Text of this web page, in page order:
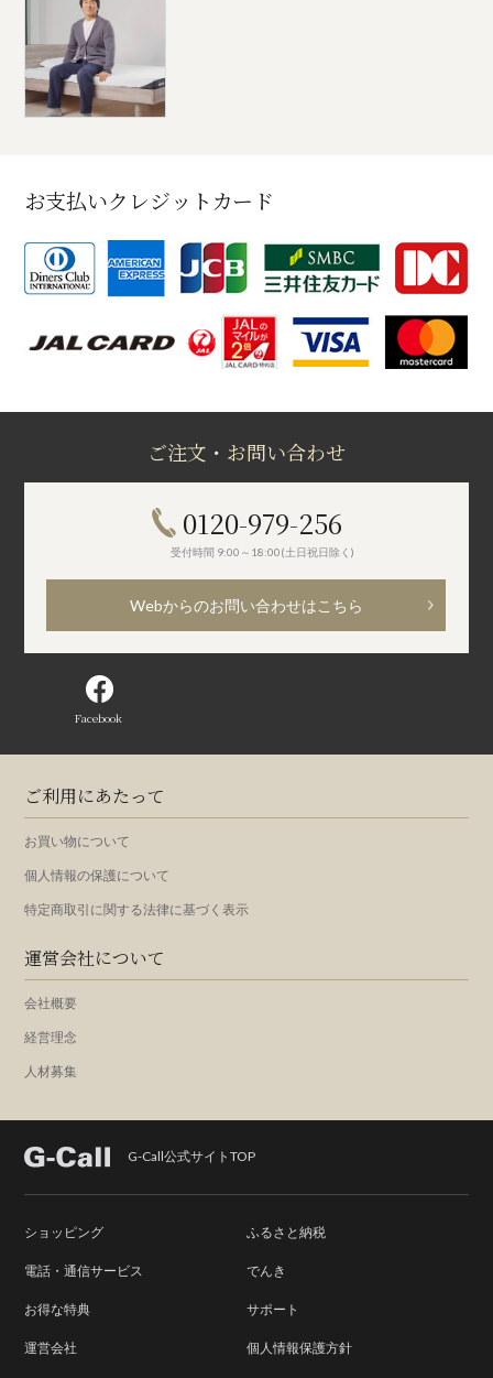
お支払いクレジットカード
ご注文・お問い合わせ
0120-979-256
受付時間 9:00～18:00(土日祝日除く)
Webからのお問い合わせはこちら
Facebook
ご利用にあたって
お買い物について
個人情報の保護について
特定商取引に関する法律に基づく表示
運営会社について
会社概要
経営理念
人材募集
G-Call公式サイトTOP
ショッピング ふるさと納税
電話・通信サービス でんき
お得な特典 サポート
運営会社 個人情報保護方針